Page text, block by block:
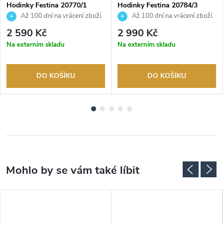
Hodinky Festina 20770/1
Až 100 dní na vrácení zboží.
Autorizovaný prodejce.
2 590 Kč
Na externím skladu
DO KOŠÍKU
Hodinky Festina 20784/3
Až 100 dní na vrácení zboží.
Autorizovaný prodejce.
2 990 Kč
Na externím skladu
DO KOŠÍKU